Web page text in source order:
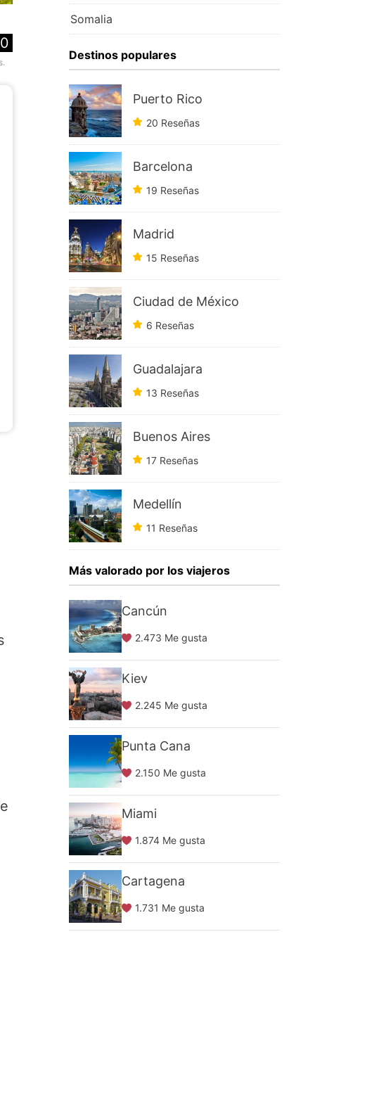
Somalia
Destinos populares
Puerto Rico
20 Reseñas
Barcelona
19 Reseñas
Madrid
15 Reseñas
Ciudad de México
6 Reseñas
Guadalajara
13 Reseñas
Buenos Aires
17 Reseñas
Medellín
11 Reseñas
Más valorado por los viajeros
Cancún
2.473 Me gusta
Kiev
2.245 Me gusta
Punta Cana
2.150 Me gusta
Miami
1.874 Me gusta
Cartagena
1.731 Me gusta